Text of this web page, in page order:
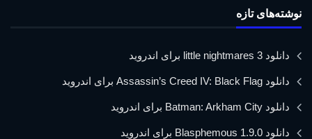
نوشته‌های تازه
دانلود little nightmares 3 برای اندروید
دانلود Assassin’s Creed IV: Black Flag برای اندروید
دانلود Batman: Arkham City برای اندروید
دانلود Blasphemous 1.9.0 برای اندروید